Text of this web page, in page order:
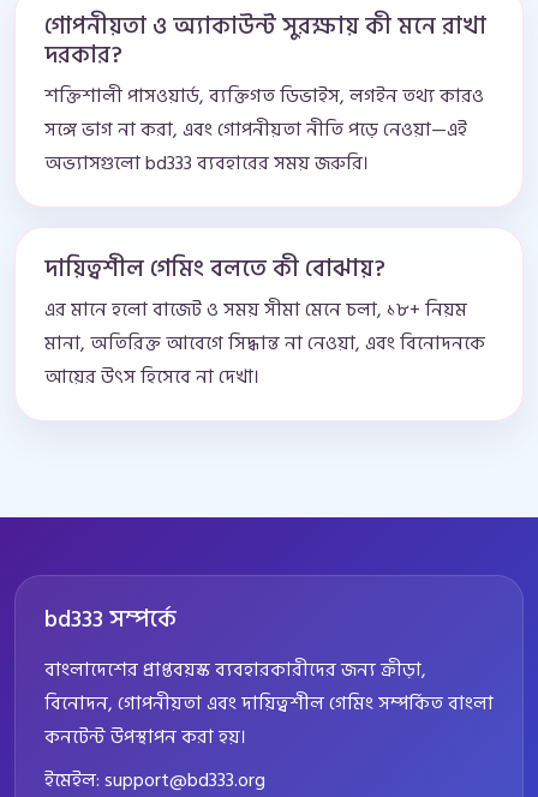
গোপনীয়তা ও অ্যাকাউন্ট সুরক্ষায় কী মনে রাখা
দরকার?
শক্তিশালী পাসওয়ার্ড, ব্যক্তিগত ডিভাইস, লগইন তথ্য কারও
সঙ্গে ভাগ না করা, এবং গোপনীয়তা নীতি পড়ে নেওয়া—এই
অভ্যাসগুলো bd333 ব্যবহারের সময় জরুরি।
দায়িত্বশীল গেমিং বলতে কী বোঝায়?
এর মানে হলো বাজেট ও সময় সীমা মেনে চলা, ১৮+ নিয়ম
মানা, অতিরিক্ত আবেগে সিদ্ধান্ত না নেওয়া, এবং বিনোদনকে
আয়ের উৎস হিসেবে না দেখা।
bd333 সম্পর্কে
বাংলাদেশের প্রাপ্তবয়স্ক ব্যবহারকারীদের জন্য ক্রীড়া,
বিনোদন, গোপনীয়তা এবং দায়িত্বশীল গেমিং সম্পর্কিত বাংলা
কনটেন্ট উপস্থাপন করা হয়।
ইমেইল:support@bd333.org